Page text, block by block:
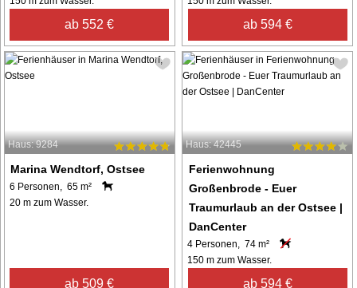
ab 552 € ab 594 €
Haus: 9284
Marina Wendtorf, Ostsee
6 Personen, 65 m²
20 m zum Wasser.
ab 509 €
Haus: 42445
Ferienwohnung
Großenbrode - Euer
Traumurlaub an der Ostsee |
DanCenter
4 Personen, 74 m²
150 m zum Wasser.
ab 594 €